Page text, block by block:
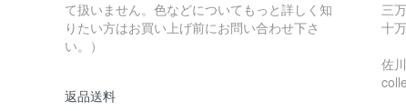
て扱いません。色などについてもっと詳しく知
りたい方はお買い上げ前にお問い合わせ下さ
い。）
返品送料
三
十
佐